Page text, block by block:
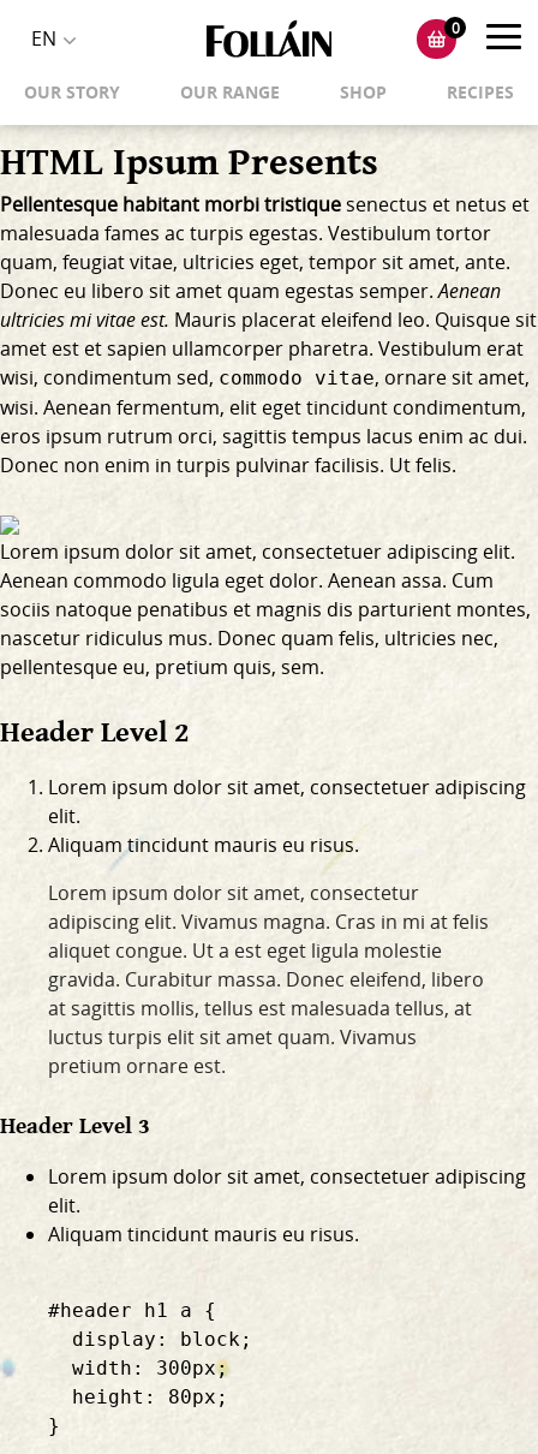
EN
language
selector
0
OUR STORY OUR RANGE SHOP RECIPES
HTML Ipsum Presents
Pellentesque habitant morbi tristiquesenectus et netus et
malesuada fames ac turpis egestas. Vestibulum tortor
quam, feugiat vitae, ultricies eget, tempor sit amet, ante.
Donec eu libero sit amet quam egestas semper.Aenean
ultricies mi vitae est. Mauris placerat eleifend leo. Quisque sit
amet est et sapien ullamcorper pharetra. Vestibulum erat
wisi, condimentum sed, commodo vitae, ornare sit amet,
wisi. Aenean fermentum, elit eget tincidunt condimentum,
eros ipsum rutrum orci, sagittis tempus lacus enim ac dui.
Donec non enim in turpis pulvinar facilisis. Ut felis.
Lorem ipsum dolor sit amet, consectetuer adipiscing elit.
Aenean commodo ligula eget dolor. Aenean assa. Cum
sociis natoque penatibus et magnis dis parturient montes,
nascetur ridiculus mus. Donec quam felis, ultricies nec,
pellentesque eu, pretium quis, sem.
Header Level 2
Lorem ipsum dolor sit amet, consectetuer adipiscing
elit.
Aliquam tincidunt mauris eu risus.
Lorem ipsum dolor sit amet, consectetur
adipiscing elit. Vivamus magna. Cras in mi at felis
aliquet congue. Ut a est eget ligula molestie
gravida. Curabitur massa. Donec eleifend, libero
at sagittis mollis, tellus est malesuada tellus, at
luctus turpis elit sit amet quam. Vivamus
pretium ornare est.
Header Level 3
Lorem ipsum dolor sit amet, consectetuer adipiscing
elit.
Aliquam tincidunt mauris eu risus.
    #header h1 a {
      display: block;
      width: 300px;
      height: 80px;
    }